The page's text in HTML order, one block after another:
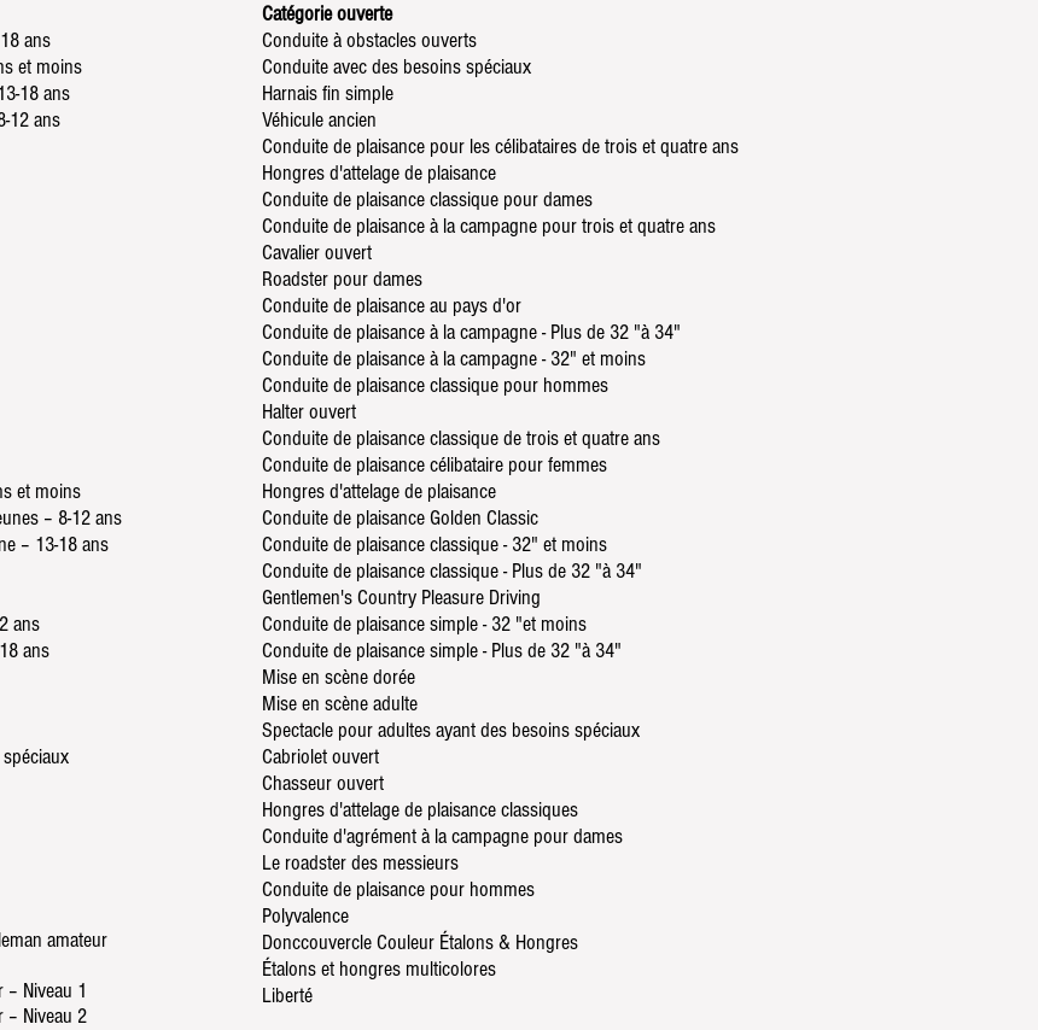
ans
et moins
18 ans
12 ans
et moins
– 8-12 ans
– 13-18 ans
ans
ans
amateur
– Niveau 1
– Niveau 2
Catégorie ouverte
Conduite à obstacles ouverts
Conduite avec des besoins spéciaux
Harnais fin simple
Véhicule ancien
Conduite de plaisance pour les célibataires de trois et quatre ans
Hongres d'attelage de plaisance
Conduite de plaisance classique pour dames
Conduite de plaisance à la campagne pour trois et quatre ans
Cavalier ouvert
Roadster pour dames
Conduite de plaisance au pays d'or
Conduite de plaisance à la campagne - Plus de 32 "à 34"
Conduite de plaisance à la campagne - 32" et moins
Conduite de plaisance classique pour hommes
Halter ouvert
Conduite de plaisance classique de trois et quatre ans
Conduite de plaisance célibataire pour femmes
Hongres d'attelage de plaisance
Conduite de plaisance Golden Classic
Conduite de plaisance classique - 32" et moins
Conduite de plaisance classique - Plus de 32 "à 34"
Gentlemen's Country Pleasure Driving
Conduite de plaisance simple - 32 "et moins
Conduite de plaisance simple - Plus de 32 "à 34"
Mise en scène dorée
Mise en scène adulte
Spectacle pour adultes ayant des besoins spéciaux
Cabriolet ouvert
Chasseur ouvert
Hongres d'attelage de plaisance classiques
Conduite d'agrément à la campagne pour dames
Le roadster des messieurs
Conduite de plaisance pour hommes
Polyvalence
Donccouvercle Couleur Étalons & Hongres
Étalons et hongres multicolores
Liberté